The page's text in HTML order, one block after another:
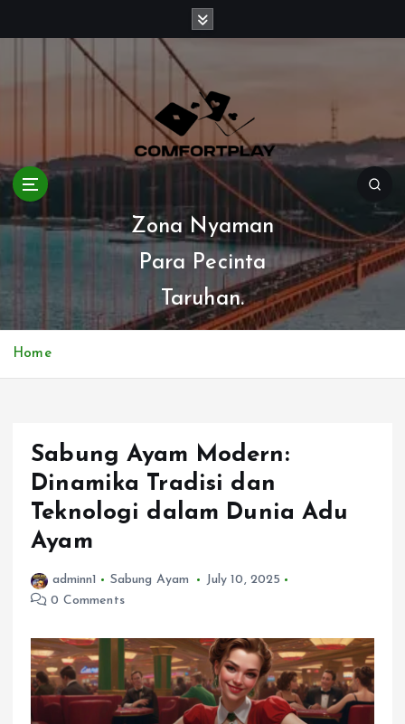
Zona Nyaman
Para Pecinta
Taruhan.
Home
Sabung Ayam Modern:
Dinamika Tradisi dan
Teknologi dalam Dunia Adu
Ayam
adminn1 Sabung Ayam
July 10, 2025
0 Comments